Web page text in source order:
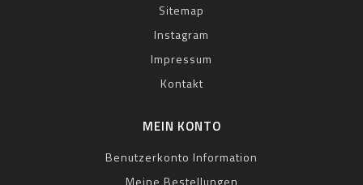
Sitemap
Instagram
Impressum
Kontakt
MEIN KONTO
Benutzerkonto Information
Meine Bestellungen